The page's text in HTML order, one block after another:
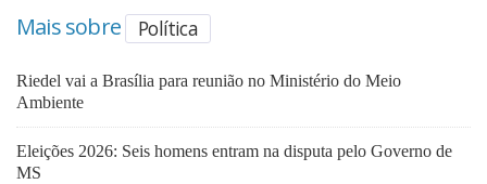
Mais sobre Política
Riedel vai a Brasília para reunião no Ministério do Meio
Ambiente
Eleições 2026: Seis homens entram na disputa pelo Governo de
MS